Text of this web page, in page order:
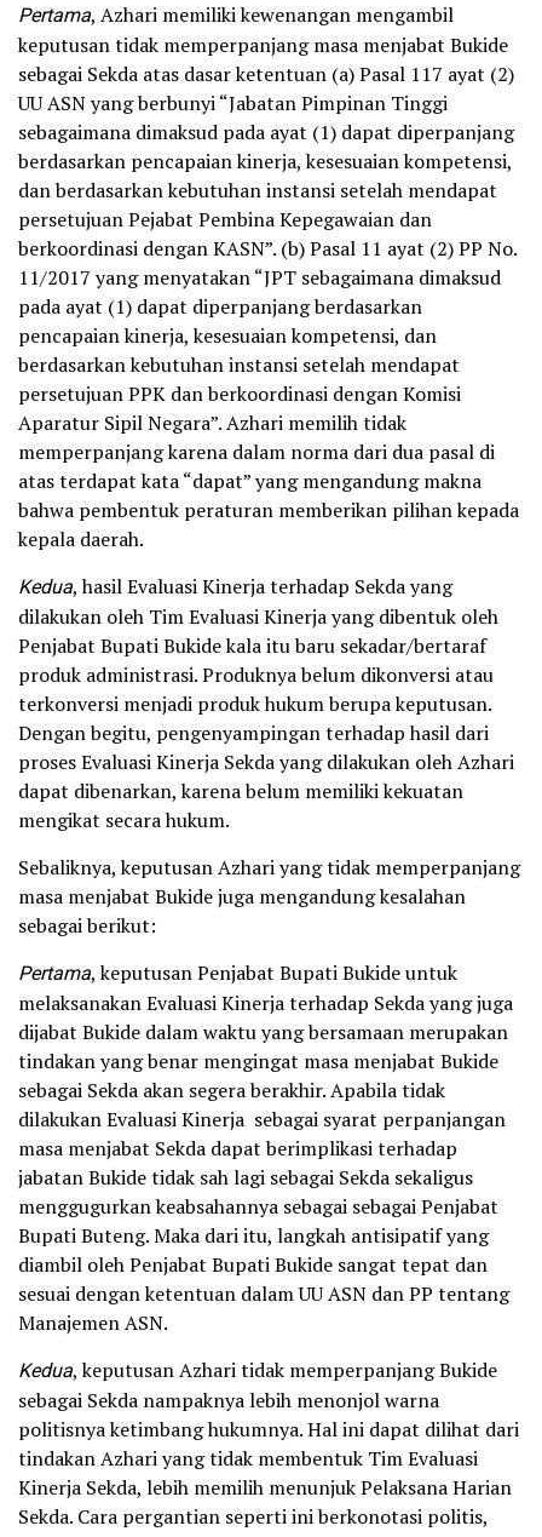
Pertama, Azhari memiliki kewenangan mengambil
keputusan tidak memperpanjang masa menjabat Bukide
sebagai Sekda atas dasar ketentuan (a) Pasal 117 ayat (2)
UU ASN yang berbunyi “Jabatan Pimpinan Tinggi
sebagaimana dimaksud pada ayat (1) dapat diperpanjang
berdasarkan pencapaian kinerja, kesesuaian kompetensi,
dan berdasarkan kebutuhan instansi setelah mendapat
persetujuan Pejabat Pembina Kepegawaian dan
berkoordinasi dengan KASN”. (b) Pasal 11 ayat (2) PP No.
11/2017 yang menyatakan “JPT sebagaimana dimaksud
pada ayat (1) dapat diperpanjang berdasarkan
pencapaian kinerja, kesesuaian kompetensi, dan
berdasarkan kebutuhan instansi setelah mendapat
persetujuan PPK dan berkoordinasi dengan Komisi
Aparatur Sipil Negara”. Azhari memilih tidak
memperpanjang karena dalam norma dari dua pasal di
atas terdapat kata “dapat” yang mengandung makna
bahwa pembentuk peraturan memberikan pilihan kepada
kepala daerah.
Kedua, hasil Evaluasi Kinerja terhadap Sekda yang
dilakukan oleh Tim Evaluasi Kinerja yang dibentuk oleh
Penjabat Bupati Bukide kala itu baru sekadar/bertaraf
produk administrasi. Produknya belum dikonversi atau
terkonversi menjadi produk hukum berupa keputusan.
Dengan begitu, pengenyampingan terhadap hasil dari
proses Evaluasi Kinerja Sekda yang dilakukan oleh Azhari
dapat dibenarkan, karena belum memiliki kekuatan
mengikat secara hukum.
Sebaliknya, keputusan Azhari yang tidak memperpanjang
masa menjabat Bukide juga mengandung kesalahan
sebagai berikut:
Pertama, keputusan Penjabat Bupati Bukide untuk
melaksanakan Evaluasi Kinerja terhadap Sekda yang juga
dijabat Bukide dalam waktu yang bersamaan merupakan
tindakan yang benar mengingat masa menjabat Bukide
sebagai Sekda akan segera berakhir. Apabila tidak
dilakukan Evaluasi Kinerja sebagai syarat perpanjangan
masa menjabat Sekda dapat berimplikasi terhadap
jabatan Bukide tidak sah lagi sebagai Sekda sekaligus
menggugurkan keabsahannya sebagai sebagai Penjabat
Bupati Buteng. Maka dari itu, langkah antisipatif yang
diambil oleh Penjabat Bupati Bukide sangat tepat dan
sesuai dengan ketentuan dalam UU ASN dan PP tentang
Manajemen ASN.
Kedua, keputusan Azhari tidak memperpanjang Bukide
sebagai Sekda nampaknya lebih menonjol warna
politisnya ketimbang hukumnya. Hal ini dapat dilihat dari
tindakan Azhari yang tidak membentuk Tim Evaluasi
Kinerja Sekda, lebih memilih menunjuk Pelaksana Harian
Sekda. Cara pergantian seperti ini berkonotasi politis,